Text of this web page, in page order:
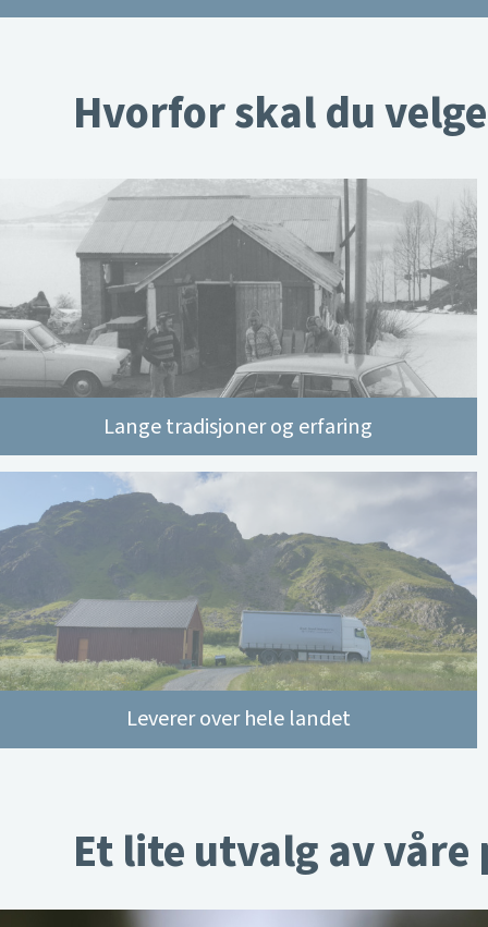
Hvorfor skal du
Lange tradisjoner og erfaring
Leverer over hele landet
Et lite utvalg av